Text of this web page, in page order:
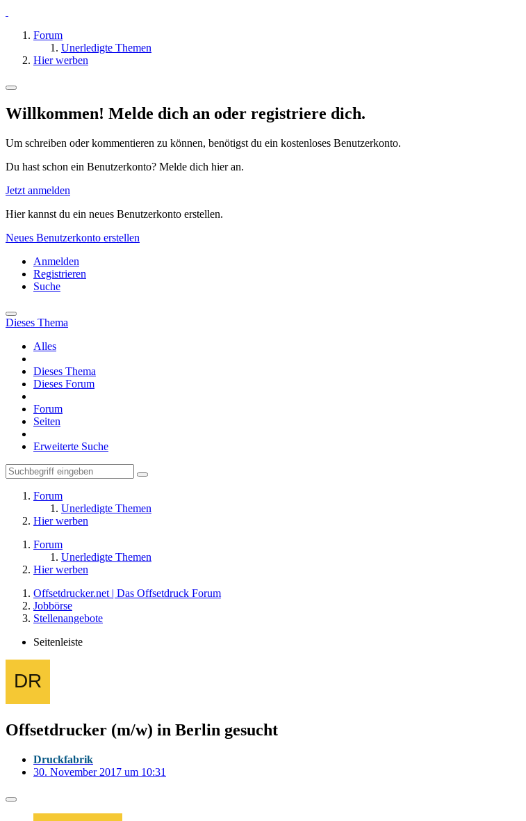
Forum
Unerledigte Themen
Hier werben
Willkommen! Melde dich an oder registriere dich.
Um schreiben oder kommentieren zu können, benötigst du ein kostenloses Benutzerkonto.
Du hast schon ein Benutzerkonto? Melde dich hier an.
Jetzt anmelden
Hier kannst du ein neues Benutzerkonto erstellen.
Neues Benutzerkonto erstellen
Anmelden
Registrieren
Suche
Dieses Thema
Alles
Dieses Thema
Dieses Forum
Forum
Seiten
Erweiterte Suche
Forum
Unerledigte Themen
Hier werben
Forum
Unerledigte Themen
Hier werben
Offsetdrucker.net | Das Offsetdruck Forum
Jobbörse
Stellenangebote
Seitenleiste
Offsetdrucker (m/w) in Berlin gesucht
Druckfabrik
30. November 2017 um 10:31